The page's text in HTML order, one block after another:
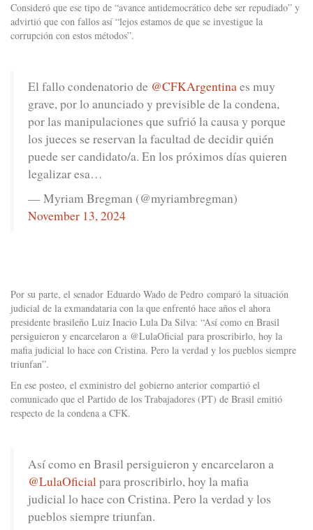
Consideró que ese tipo de “avance antidemocrático debe ser repudiado” y
advirtió que con fallos así “lejos estamos de que se investigue la
corrupción con estos métodos”.
El fallo condenatorio de @CFKArgentinaes muy
grave, por lo anunciado y previsible de la condena,
por las manipulaciones que sufrió la causa y porque
los jueces se reservan la facultad de decidir quién
puede ser candidato/a. En los próximos días quieren
legalizar esa…
— Myriam Bregman (@myriambregman)
November 13, 2024
Por su parte, el senador Eduardo Wado de Pedro comparó la situación
judicial de la exmandataria con la que enfrentó hace años el ahora
presidente brasileño Luiz Inacio Lula Da Silva: “Así como en Brasil
persiguieron y encarcelaron a @LulaOficial para proscribirlo, hoy la
mafia judicial lo hace con Cristina. Pero la verdad y los pueblos siempre
triunfan”.
En ese posteo, el exministro del gobierno anterior compartió el
comunicado que el Partido de los Trabajadores (PT) de Brasil emitió
respecto de la condena a CFK.
Así como en Brasil persiguieron y encarcelaron a
@LulaOficialpara proscribirlo, hoy la mafia
judicial lo hace con Cristina. Pero la verdad y los
pueblos siempre triunfan.